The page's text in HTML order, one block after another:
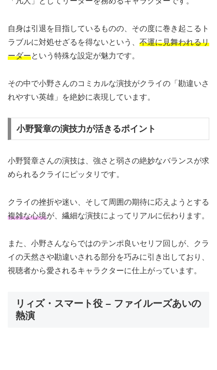
自身は引退を目指しているものの、その度に巻き起こるト
ラブルに対処せざるを得ないという、 不運に見舞われるリ
ーダーという特殊な設定が魅力です。
その中で小野さんのコミカルな演技がクライの「勘違いさ
れやすい英雄」を絶妙に表現しています。
小野賢章の演技力が活きるポイント
小野賢章さんの演技は、強さと弱さの絶妙なバランスが求
められるクライにピッタリです。
クライの挫折や迷い、そして周囲の期待に応えようとする
複雑な心境が、繊細な演技によってリアルに伝わります。
また、小野さんならではのテンポ良いセリフ回しが、クラ
イの天然さや勘違いされる部分を巧みに引き出しており、
視聴者から愛されるキャラクターに仕上がっています。
リィズ・スマート役 – ファイルーズあいの
熱演